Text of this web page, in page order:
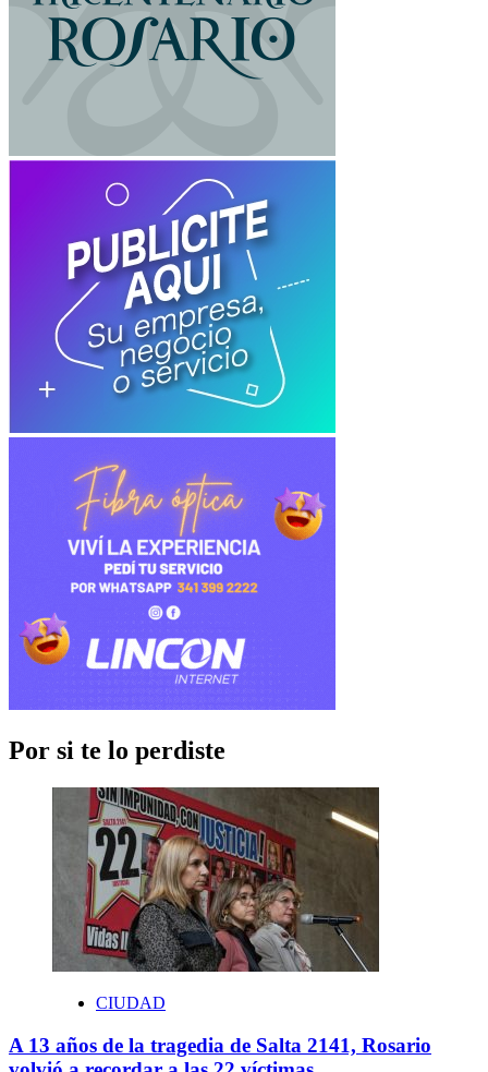
Por si te lo perdiste
CIUDAD
A 13 años de la tragedia de Salta 2141, Rosario